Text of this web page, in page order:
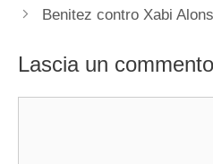
Benitez contro Xabi
Lascia un commento